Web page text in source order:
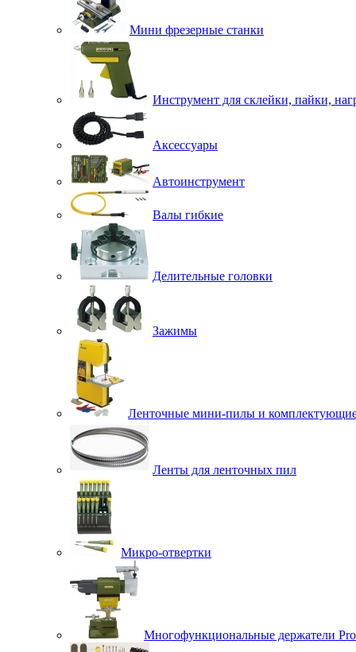
Мини фрезерные станки
Инструмент для склейки, пайки,
Аксессуары
Автоинструмент
Валы гибкие
Делительные головки
Зажимы
Ленточные мини-пилы и
Ленты для ленточных пил
Микро-отвертки
Многофункциональные держатели